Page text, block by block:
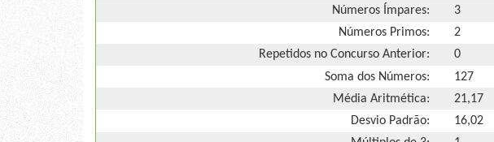
Números Ímpares:
3
Números Primos:
2
Repetidos no Concurso Anterior:
0
Soma dos Números:
127
Média Aritmética:
21,17
Desvio Padrão:
16,02